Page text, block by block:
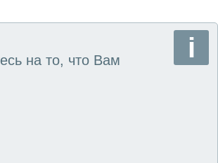
на то, что Вам